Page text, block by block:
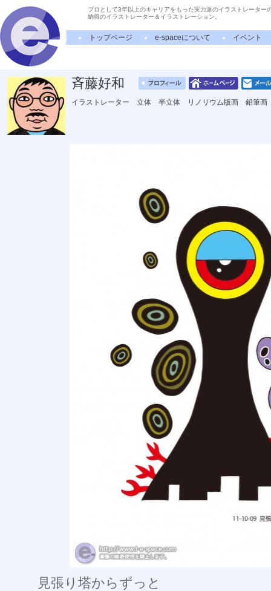
プロとして3年以上のキャリアをもった実力派のイラストレーター
納得のイラストレーター＆イラストレーション。
トップページ e-spaceについて イベント
斉藤好和
イラストレーター 立体 半立体 リノリウム版画 鉛筆画
見張り塔からずっと